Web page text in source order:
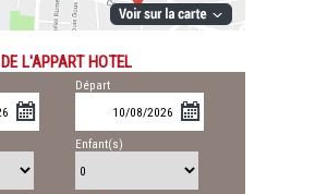
L'APPART HOTEL
Départ
Enfant(s)